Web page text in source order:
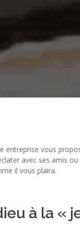
vous
avec ses amis
il vous plaira.
à la «